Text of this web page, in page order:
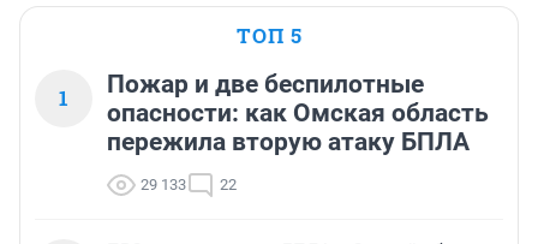
ТОП 5
1
Пожар и две беспилотные
опасности: как Омская область
пережила вторую атаку БПЛА
29 133 22